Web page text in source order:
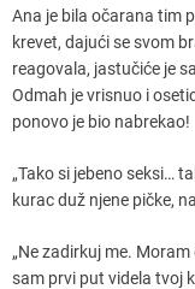
Ana je bila očarana tim
krevet, dajući se svom
reagovala, jastučiće je
Odmah je vrisnuo i
ponovo je bio nabrekao!
„Tako si jebeno seksi…
kurac duž njene pičke,
„Ne zadirkuj me.
sam prvi put videla tvoj